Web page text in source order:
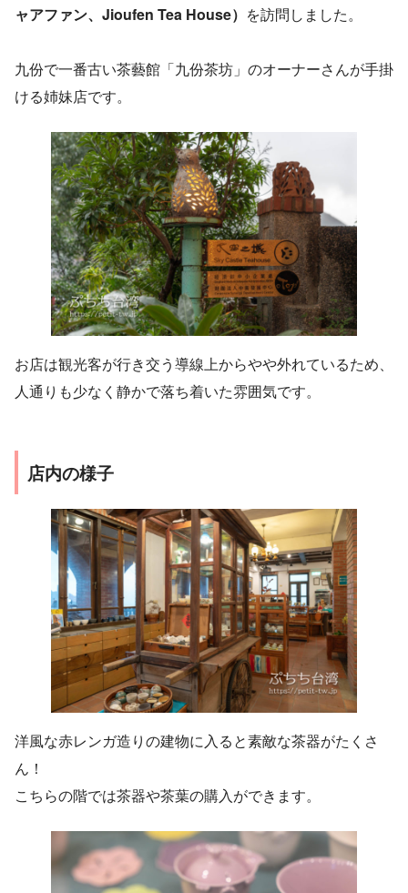
ャアファン、Jioufen Tea House） を訪問しました。
九份で一番古い茶藝館「九份茶坊」のオーナーさんが手掛
ける姉妹店です。
お店は観光客が行き交う導線上からやや外れているため、
人通りも少なく静かで落ち着いた雰囲気です。
店内の様子
洋風な赤レンガ造りの建物に入ると素敵な茶器がたくさ
ん！
こちらの階では茶器や茶葉の購入ができます。